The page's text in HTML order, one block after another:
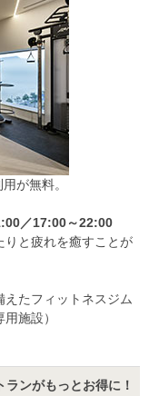
が無料。
／17:00～22:00
りと疲れを癒すことが
たフィットネスジム
施設）
ンがもっとお得に！